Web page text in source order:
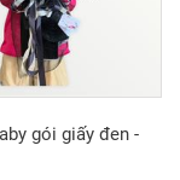
gói giấy đen -